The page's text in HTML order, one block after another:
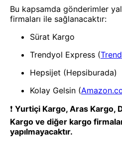
Projeksiyon Perdesi
MOTORLU UZAKTAN